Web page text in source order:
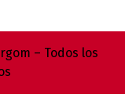
– Todos los